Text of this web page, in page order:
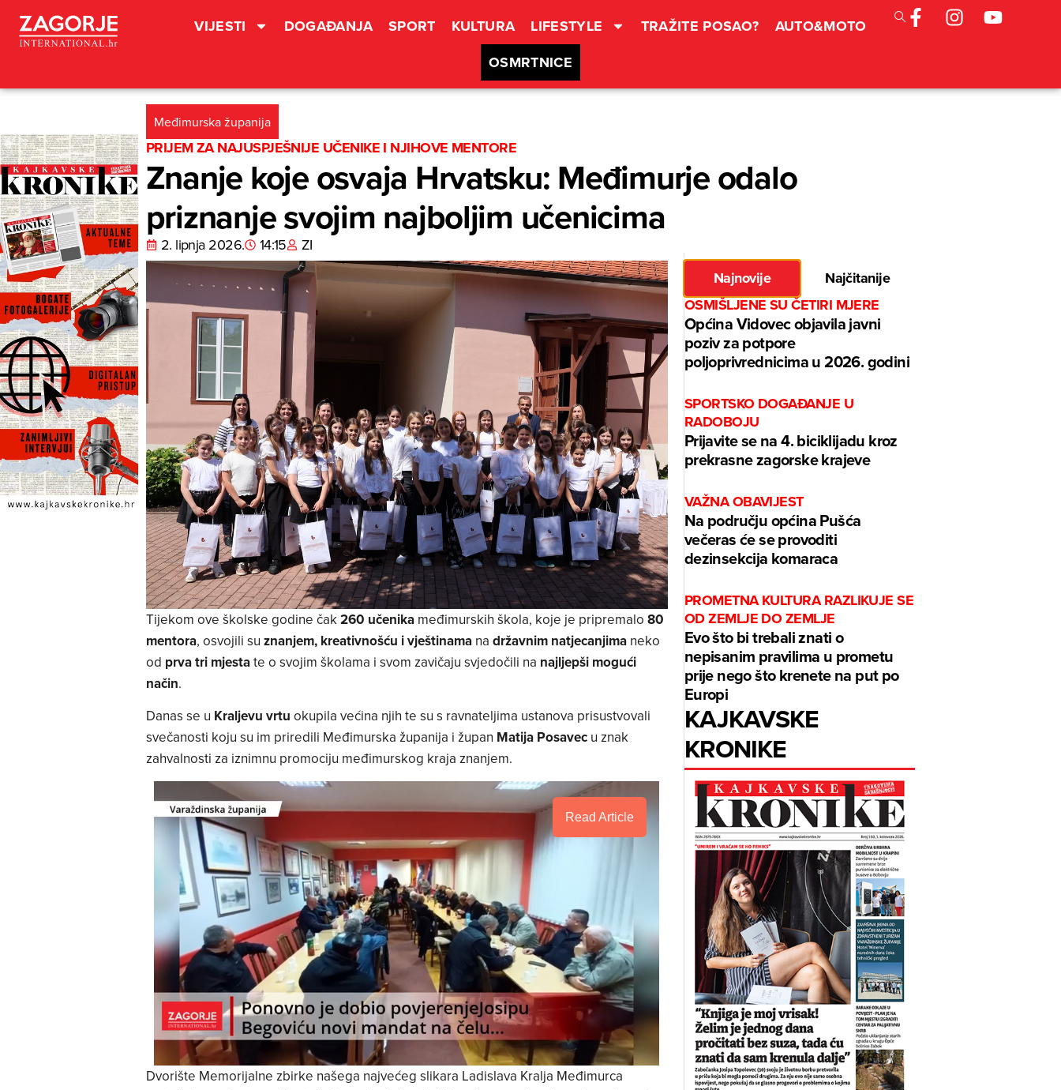
VIJESTI DOGAĐANJA SPORT KULTURA LIFESTYLE TRAŽITE POSAO?
AUTO&MOTO
OSMRTNICE
Međimurska županija
PRIJEM ZA NAJUSPJEŠNIJE UČENIKE I NJIHOVE MENTORE
Znanje koje osvaja Hrvatsku: Međimurje odalo
priznanje svojim najboljim učenicima
2. lipnja 2026. 14:15 ZI
Tijekom ove školske godine čak260 učenika međimurskih škola, koje je pripremalo 80
mentora, osvojili su znanjem, kreativnošću i vještinamana državnim natjecanjimaneko
od prva tri mjestate o svojim školama i svom zavičaju svjedočili na najljepši mogući
način.
Danas se u Kraljevu vrtu okupila većina njih te su s ravnateljima ustanova prisustvovali
svečanosti koju su im priredili Međimurska županija i župan Matija Posavecu znak
zahvalnosti za iznimnu promociju međimurskog kraja znanjem.
Read Article
Dvorište Memorijalne zbirke našega najvećeg slikara Ladislava Kralja Međimurca
Najnovije
Najčitanije
OSMIŠLJENE SU ČETIRI MJERE
Općina Vidovec objavila javni
poziv za potpore
poljoprivrednicima u 2026. godini
SPORTSKO DOGAĐANJE U
RADOBOJU
Prijavite se na 4. biciklijadu kroz
prekrasne zagorske krajeve
VAŽNA OBAVIJEST
Na području općina Pušća
večeras će se provoditi
dezinsekcija komaraca
PROMETNA KULTURA RAZLIKUJE SE
OD ZEMLJE DO ZEMLJE
Evo što bi trebali znati o
nepisanim pravilima u prometu
prije nego što krenete na put po
Europi
KAJKAVSKE
KRONIKE